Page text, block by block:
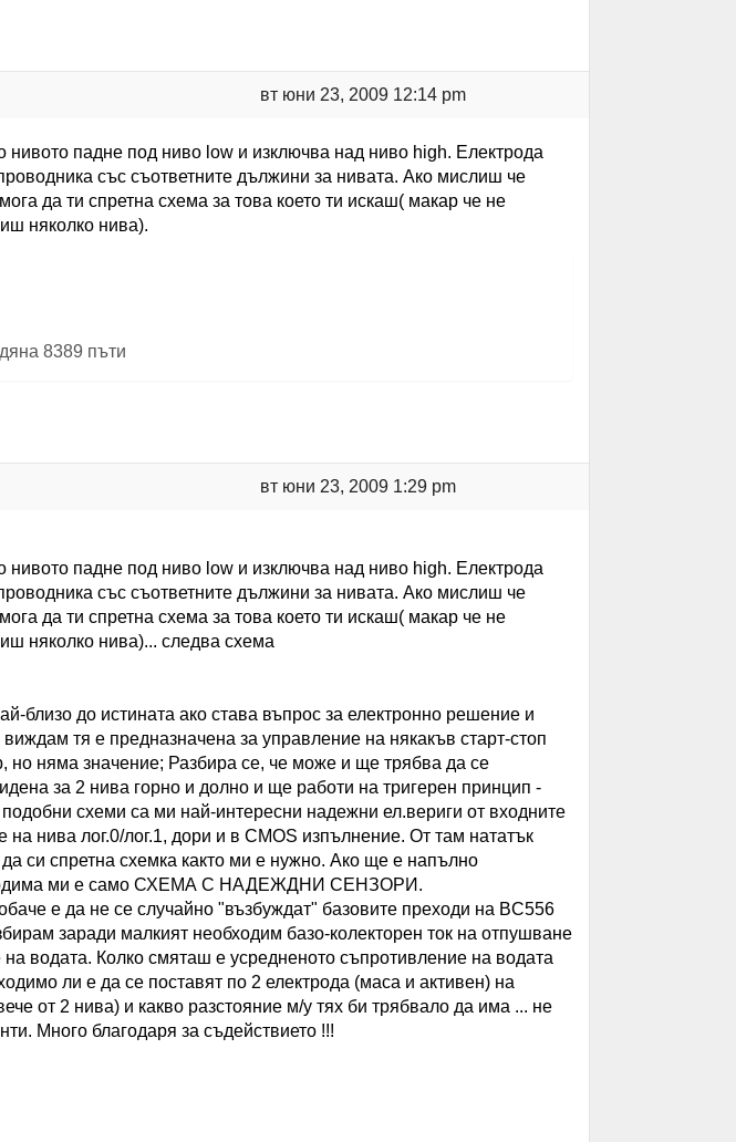
вт юни 23, 2009 12:14 pm
нивото падне под ниво low и изключва над ниво high. Електрода
със съответните дължини за нивата. Ако мислиш че
да ти спретна схема за това което ти искаш( макар че не
няколко нива).
8389 пъти
вт юни 23, 2009 1:29 pm
нивото падне под ниво low и изключва над ниво high. Електрода
със съответните дължини за нивата. Ако мислиш че
да ти спретна схема за това което ти искаш( макар че не
няколко нива)... следва схема
близо до истината ако става въпрос за електронно решение и
тя е предназначена за управление на някакъв старт-стоп
но няма значение; Разбира се, че може и ще трябва да се
за 2 нива горно и долно и ще работи на тригерен принцип -
схеми са ми най-интересни надежни ел.вериги от входните
на нива лог.0/лог.1, дори и в CMOS изпълнение. От там нататък
си спретна схемка както ми е нужно. Ако ще е напълно
ми е само СХЕМА С НАДЕЖДНИ СЕНЗОРИ.
е да не се случайно "възбуждат" базовите преходи на BC556
заради малкият необходим базо-колекторен ток на отпушване
водата. Колко смяташ е усредненото съпротивление на водата
ли е да се поставят по 2 електрода (маса и активен) на
от 2 нива) и какво разстояние м/у тях би трябвало да има ... не
Много благодаря за съдействието !!!